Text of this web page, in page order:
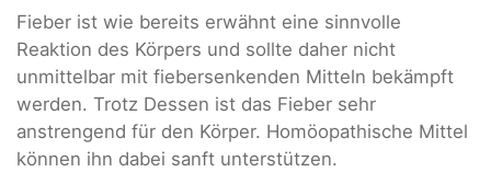
Fieber ist wie bereits erwähnt eine sinnvolle
Reaktion des Körpers und sollte daher nicht
unmittelbar mit fiebersenkenden Mitteln bekämpft
werden. Trotz Dessen ist das Fieber sehr
anstrengend für den Körper. Homöopathische Mittel
können ihn dabei sanft unterstützen.